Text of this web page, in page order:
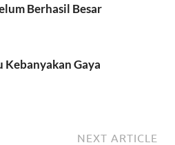
Berhasil Besar
Gaya
NEXT ARTICLE